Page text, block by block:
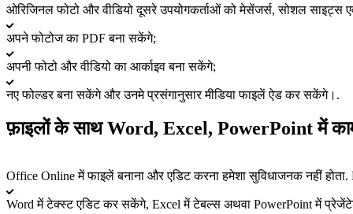
ओरिजिनल फोटो और वीडियो दूसरे उपयोगकर्ताओं को मेसेंजर्स, सोशल साइट्स
अपने फोटोज का PDF बना सकेंगे;
अपनी फोटो और वीडियो का आर्काइव बना सकेंगे;
नए फोल्डर बना सकेंगे और उनमे प्रसंगानुसार मीडिया फाइलें ऐड कर सकेंगे।.
फ़ाइलों के साथ Word, Excel, PowerPoint में
Office Online में फाइलें बनाना और एडिट करना हमेशा सुविधाजनक नहीं
Word में टेक्स्ट एडिट कर सकेंगे, Excel में टेबल्स अथवा PowerPoint में